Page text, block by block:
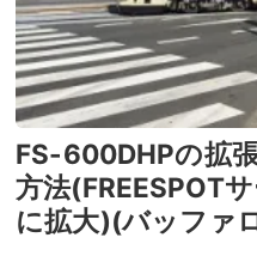
FS-600DHPの拡
方法(FREESPOT
に拡大)(バッファ